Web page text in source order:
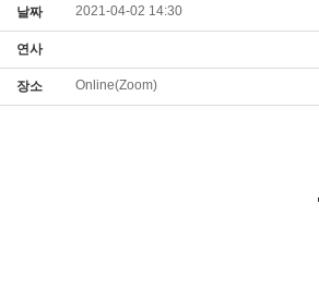
날짜 2021-04-02 14:30
연사
장소 Online(Zoom)